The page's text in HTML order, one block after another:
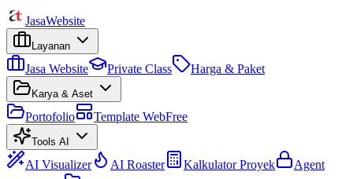
JasaWebsite
Layanan
Jasa Website Private Class Harga & Paket
Karya & Aset
Portofolio Template WebFree
Tools AI
AI Visualizer AI Roaster Kalkulator Proyek
Agent